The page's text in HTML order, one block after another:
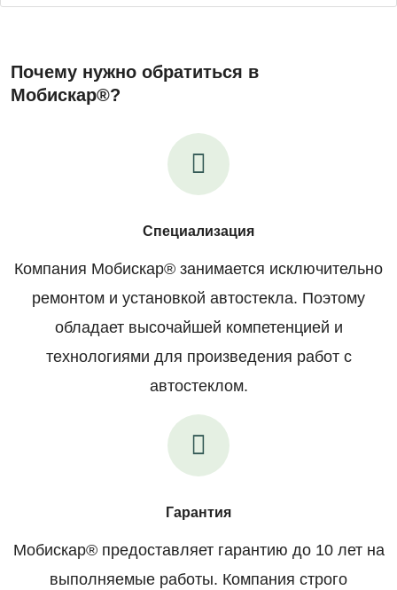
Почему нужно обратиться в
Мобискар®?
Специализация
Компания Мобискар® занимается исключительно
ремонтом и установкой автостекла. Поэтому
обладает высочайшей компетенцией и
технологиями для произведения работ с
автостеклом.
Гарантия
Мобискар® предоставляет гарантию до 10 лет на
выполняемые работы. Компания строго